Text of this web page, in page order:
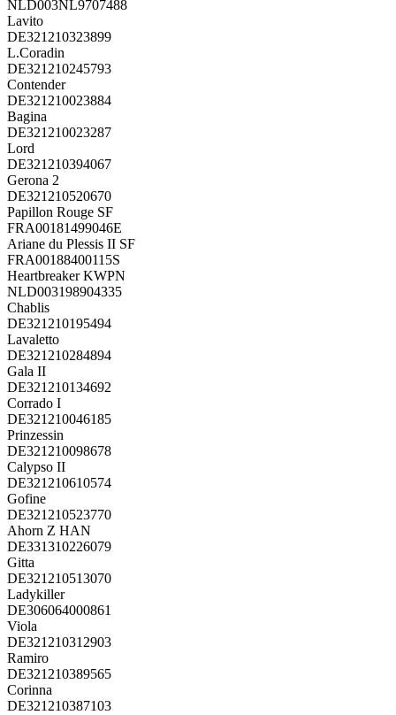
NLD003NL9707488
Lavito
DE321210323899
L.Coradin
DE321210245793
Contender
DE321210023884
Bagina
DE321210023287
Lord
DE321210394067
Gerona 2
DE321210520670
Papillon Rouge SF
FRA00181499046E
Ariane du Plessis II SF
FRA00188400115S
Heartbreaker KWPN
NLD003198904335
Chablis
DE321210195494
Lavaletto
DE321210284894
Gala II
DE321210134692
Corrado I
DE321210046185
Prinzessin
DE321210098678
Calypso II
DE321210610574
Gofine
DE321210523770
Ahorn Z HAN
DE331310226079
Gitta
DE321210513070
Ladykiller
DE306064000861
Viola
DE321210312903
Ramiro
DE321210389565
Corinna
DE321210387103